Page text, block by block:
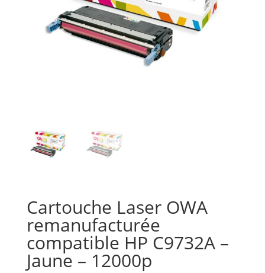
Cartouche Laser OWA
remanufacturée
compatible HP C9732A –
Jaune – 12000p